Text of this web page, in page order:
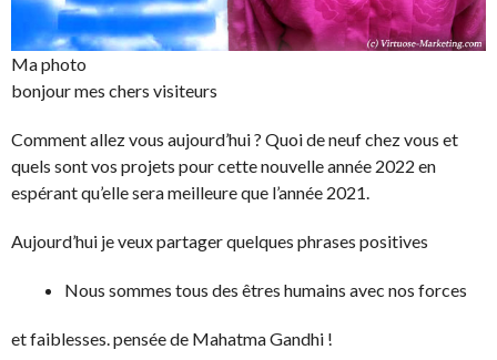
Ma photo
bonjour mes chers visiteurs
Comment allez vous aujourd’hui ? Quoi de neuf chez vous et
quels sont vos projets pour cette nouvelle année 2022 en
espérant qu’elle sera meilleure que l’année 2021.
Aujourd’hui je veux partager quelques phrases positives
Nous sommes tous des êtres humains avec nos forces
et faiblesses. pensée de Mahatma Gandhi !